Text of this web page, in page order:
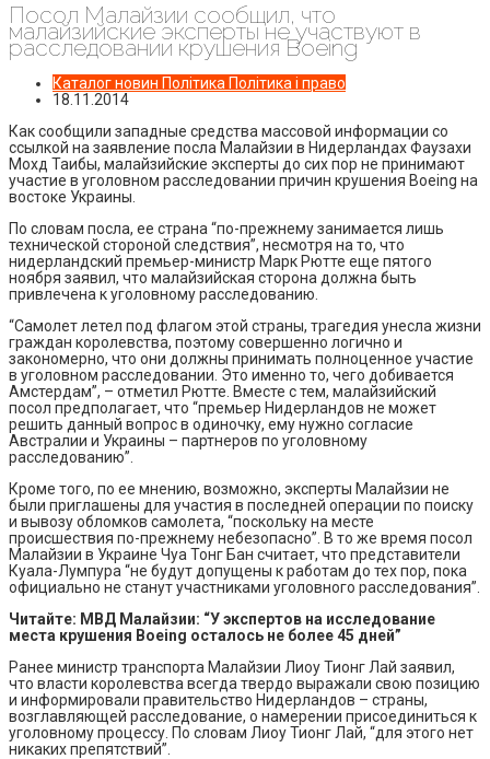
Посол Малайзии сообщил, что
малайзийские эксперты не участвуют в
расследовании крушения Boeing
Каталог новин Політика Політика і право
18.11.2014
Как сообщили западные средства массовой информации со
ссылкой на заявление посла Малайзии в Нидерландах Фаузахи
Мохд Таибы, малайзийские эксперты до сих пор не принимают
участие в уголовном расследовании причин крушения Boeing на
востоке Украины.
По словам посла, ее страна “по-прежнему занимается лишь
технической стороной следствия”, несмотря на то, что
нидерландский премьер-министр Марк Рютте еще пятого
ноября заявил, что малайзийская сторона должна быть
привлечена к уголовному расследованию.
“Самолет летел под флагом этой страны, трагедия унесла жизни
граждан королевства, поэтому совершенно логично и
закономерно, что они должны принимать полноценное участие
в уголовном расследовании. Это именно то, чего добивается
Амстердам”, – отметил Рютте. Вместе с тем, малайзийский
посол предполагает, что “премьер Нидерландов не может
решить данный вопрос в одиночку, ему нужно согласие
Австралии и Украины – партнеров по уголовному
расследованию”.
Кроме того, по ее мнению, возможно, эксперты Малайзии не
были приглашены для участия в последней операции по поиску
и вывозу обломков самолета, “поскольку на месте
происшествия по-прежнему небезопасно”. В то же время посол
Малайзии в Украине Чуа Тонг Бан считает, что представители
Куала-Лумпура “не будут допущены к работам до тех пор, пока
официально не станут участниками уголовного расследования”.
Читайте: МВД Малайзии: “У экспертов на исследование
места крушения Boeing осталось не более 45 дней”
Ранее министр транспорта Малайзии Лиоу Тионг Лай заявил,
что власти королевства всегда твердо выражали свою позицию
и информировали правительство Нидерландов – страны,
возглавляющей расследование, о намерении присоединиться к
уголовному процессу. По словам Лиоу Тионг Лай, “для этого нет
никаких препятствий”.